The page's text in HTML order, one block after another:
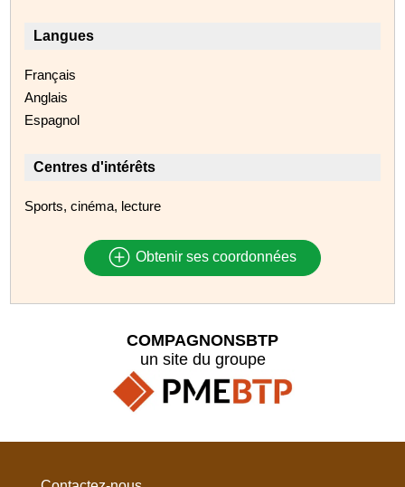
Langues
Français
Anglais
Espagnol
Centres d'intérêts
Sports, cinéma, lecture
Obtenir ses coordonnées
COMPAGNONSBTP
un site du groupe